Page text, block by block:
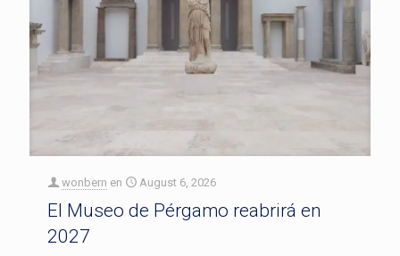
wonbern en August 6, 2026
El Museo de Pérgamo reabrirá en
2027